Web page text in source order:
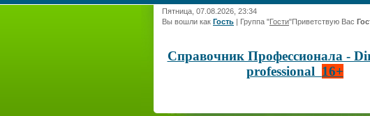
Пятница, 07.08.2026, 23:34
Вы вошли как Гость | Группа "Гости"Приветствую Вас
Справочник Профессионала -
professional 16+